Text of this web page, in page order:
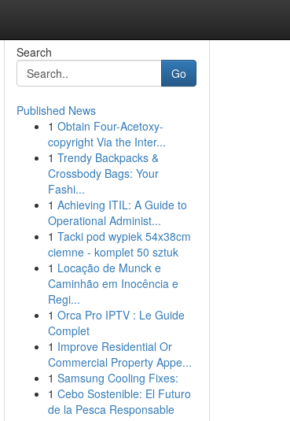
Search
Go
Published News
1 Obtain Four-Acetoxy-
copyright Via the Inter...
1 Trendy Backpacks &
Crossbody Bags: Your
Fashi...
1 Achieving ITIL: A Guide to
Operational Administ...
1 Tacki pod wypiek 54x38cm
ciemne - komplet 50 sztuk
1 Locação de Munck e
Caminhão em Inocência e
Regi...
1 Orca Pro IPTV : Le Guide
Complet
1 Improve Residential Or
Commercial Property Appe...
1 Samsung Cooling Fixes:
1 Cebo Sostenible: El Futuro
de la Pesca Responsable